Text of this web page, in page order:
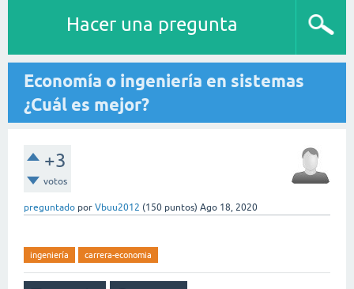
Hacer una pregunta
Economía o ingeniería en sistemas
¿Cuál es mejor?
+3
votos
preguntado por Vbuu2012 (150 puntos) Ago 18, 2020
ingeniería carrera-economia